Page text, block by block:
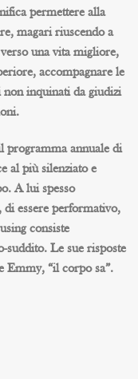
permettere alla
magari riuscendo a
una vita migliore,
accompagnare le
non inquinati da giudizi
programma annuale di
al più silenziato e
A lui spesso
essere performativo,
consiste
suddito. Le sue risposte
Emmy, “il corpo sa”.